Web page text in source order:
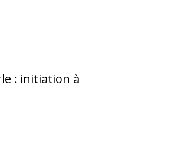
: initiation à